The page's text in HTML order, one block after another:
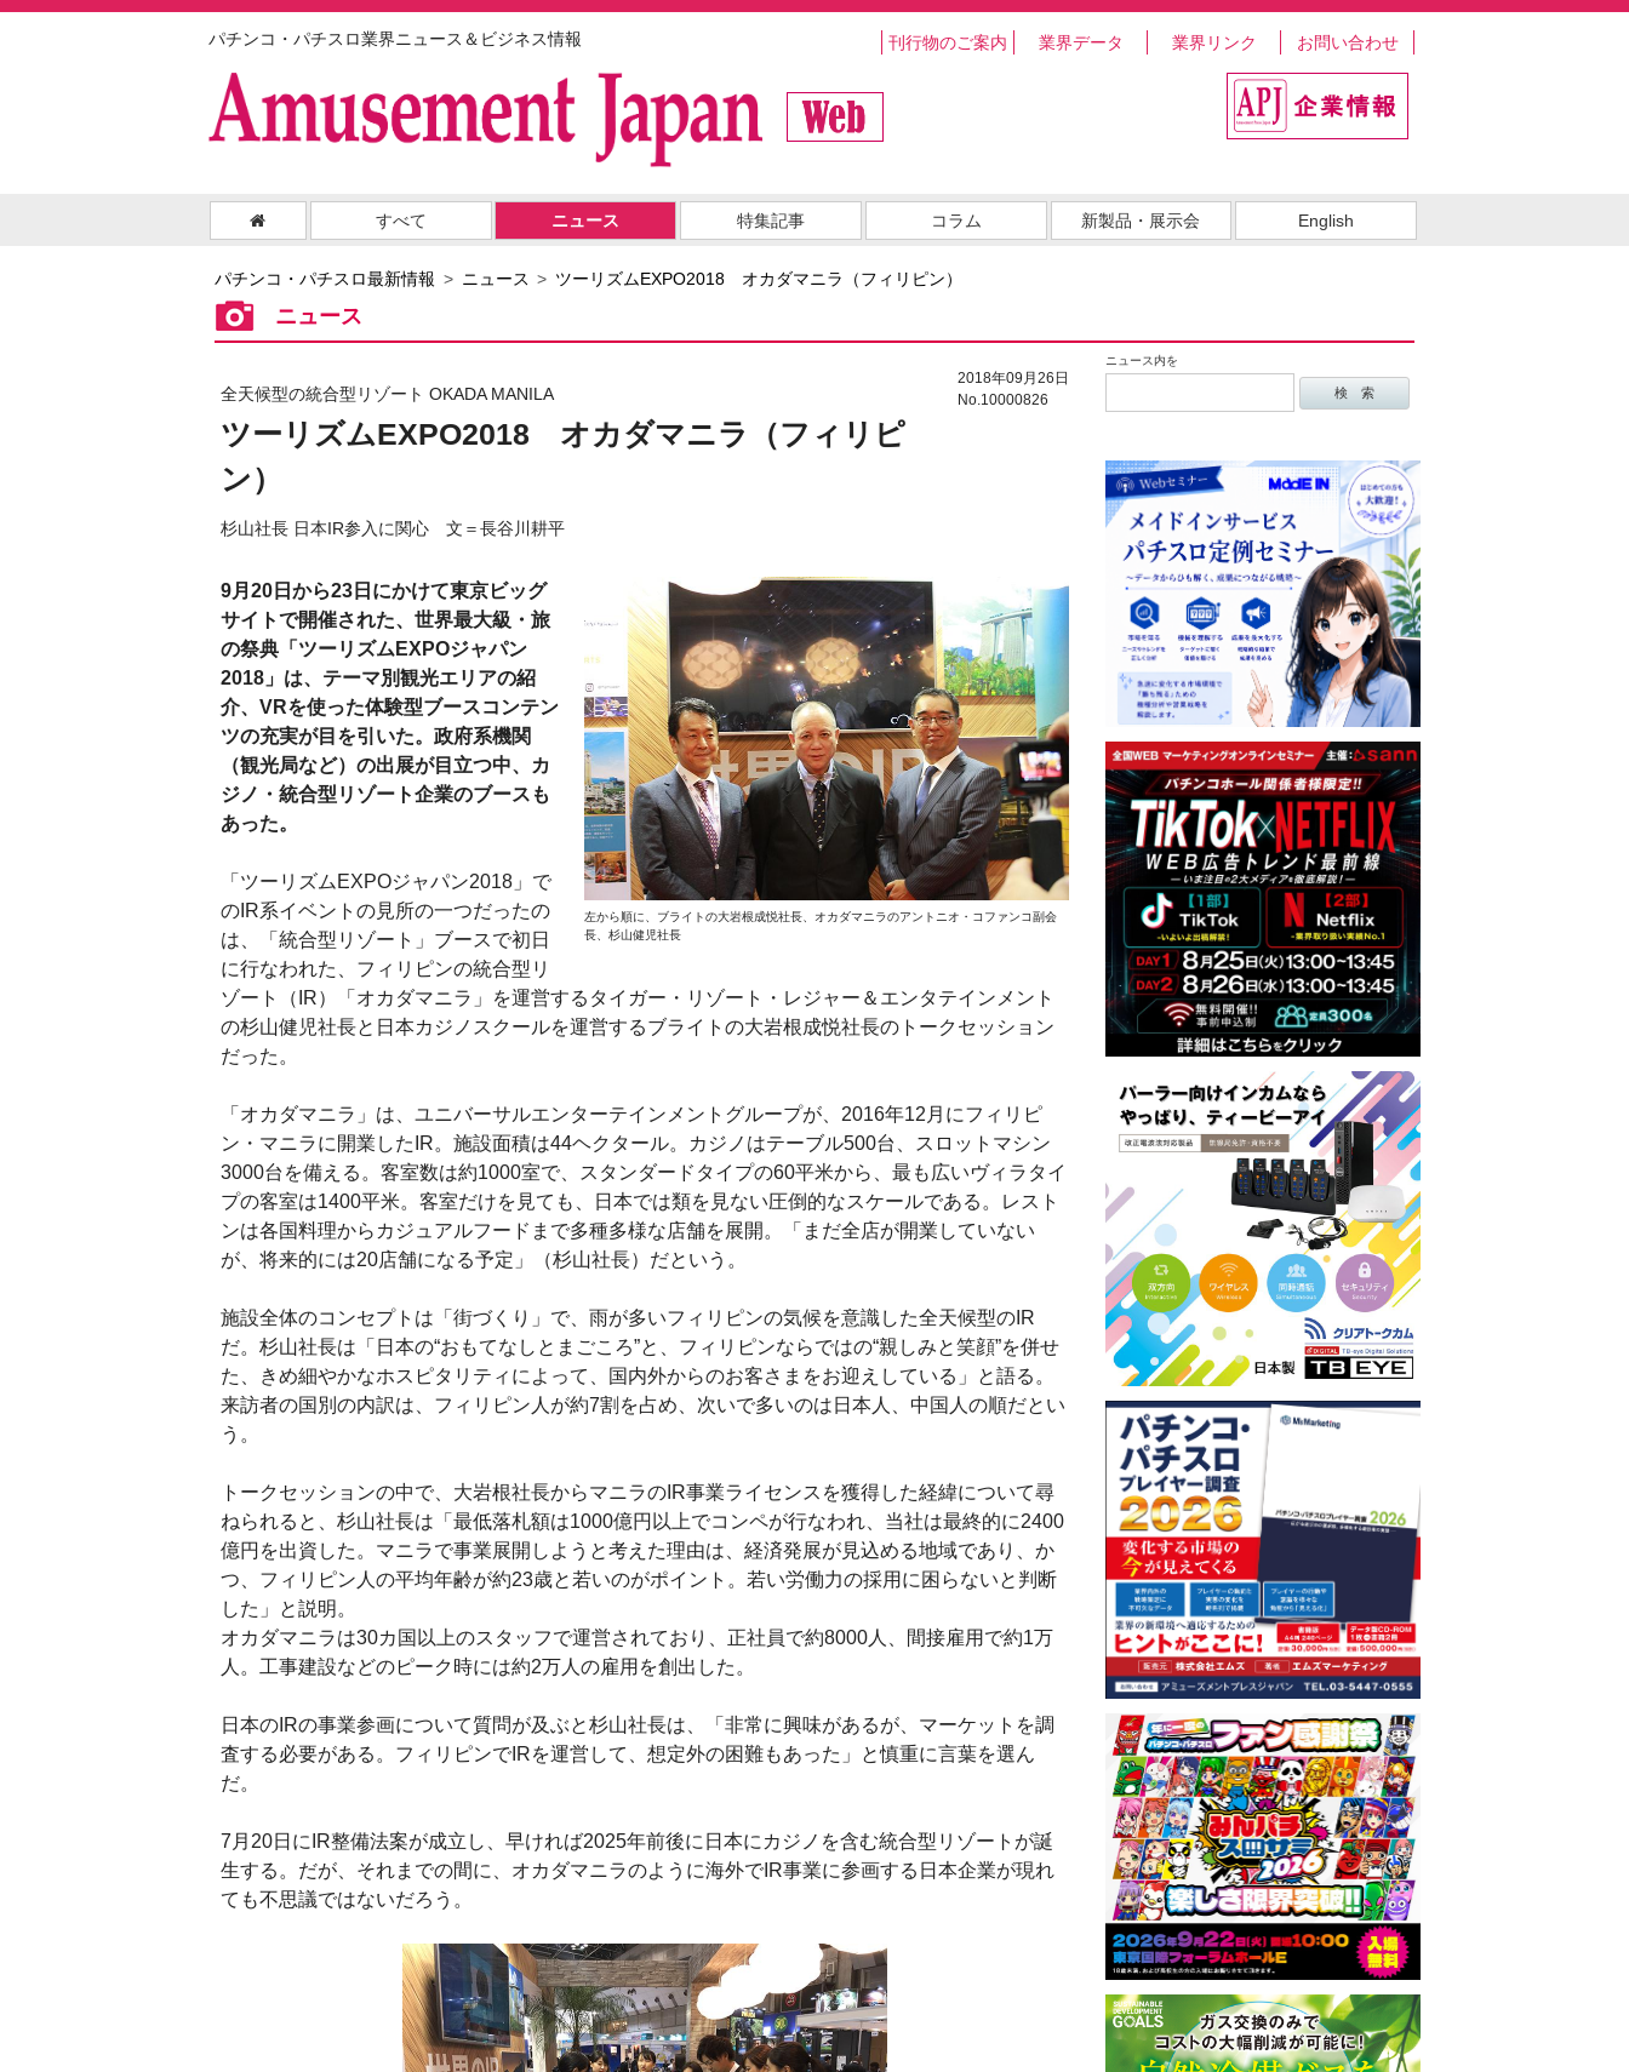
パチンコ・パチスロ業界ニュース＆ビジネス情報 刊行物のご案内 業界データ 業界リンク お問い合わせ
すべて ニュース 特集記事 コラム 新製品・展示会 English
パチンコ・パチスロ最新情報 ニュース ツーリズムEXPO2018 オカダマニラ（フィリピン）
ニュース
ニュース内を
2018年09月26日
No.10000826
全天候型の統合型リゾート OKADA MANILA
ツーリズムEXPO2018 オカダマニラ（フィリピ
ン）
杉山社長 日本IR参入に関心 文＝長谷川耕平
左から順に、ブライトの大岩根成悦社長、オカダマニラのアントニオ・コファンコ副会
長、杉山健児社長
9月20日から23日にかけて東京ビッグ
サイトで開催された、世界最大級・旅
の祭典「ツーリズムEXPOジャパン
2018」は、テーマ別観光エリアの紹
介、VRを使った体験型ブースコンテン
ツの充実が目を引いた。政府系機関
（観光局など）の出展が目立つ中、カ
ジノ・統合型リゾート企業のブースも
あった。
「ツーリズムEXPOジャパン2018」で
のIR系イベントの見所の一つだったの
は、「統合型リゾート」ブースで初日
に行なわれた、フィリピンの統合型リ
ゾート（IR）「オカダマニラ」を運営するタイガー・リゾート・レジャー＆エンタテインメント
の杉山健児社長と日本カジノスクールを運営するブライトの大岩根成悦社長のトークセッション
だった。
「オカダマニラ」は、ユニバーサルエンターテインメントグループが、2016年12月にフィリピ
ン・マニラに開業したIR。施設面積は44ヘクタール。カジノはテーブル500台、スロットマシン
3000台を備える。客室数は約1000室で、スタンダードタイプの60平米から、最も広いヴィラタイ
プの客室は1400平米。客室だけを見ても、日本では類を見ない圧倒的なスケールである。レスト
ンは各国料理からカジュアルフードまで多種多様な店舗を展開。「まだ全店が開業していない
が、将来的には20店舗になる予定」（杉山社長）だという。
施設全体のコンセプトは「街づくり」で、雨が多いフィリピンの気候を意識した全天候型のIR
だ。杉山社長は「日本の“おもてなしとまごころ”と、フィリピンならではの“親しみと笑顔”を併せ
た、きめ細やかなホスピタリティによって、国内外からのお客さまをお迎えしている」と語る。
来訪者の国別の内訳は、フィリピン人が約7割を占め、次いで多いのは日本人、中国人の順だとい
う。
トークセッションの中で、大岩根社長からマニラのIR事業ライセンスを獲得した経緯について尋
ねられると、杉山社長は「最低落札額は1000億円以上でコンペが行なわれ、当社は最終的に2400
億円を出資した。マニラで事業展開しようと考えた理由は、経済発展が見込める地域であり、か
つ、フィリピン人の平均年齢が約23歳と若いのがポイント。若い労働力の採用に困らないと判断
した」と説明。
オカダマニラは30カ国以上のスタッフで運営されており、正社員で約8000人、間接雇用で約1万
人。工事建設などのピーク時には約2万人の雇用を創出した。
日本のIRの事業参画について質問が及ぶと杉山社長は、「非常に興味があるが、マーケットを調
査する必要がある。フィリピンでIRを運営して、想定外の困難もあった」と慎重に言葉を選ん
だ。
7月20日にIR整備法案が成立し、早ければ2025年前後に日本にカジノを含む統合型リゾートが誕
生する。だが、それまでの間に、オカダマニラのように海外でIR事業に参画する日本企業が現れ
ても不思議ではないだろう。